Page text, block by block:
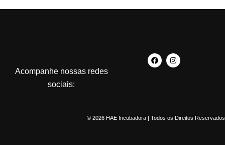
Acompanhe nossas redes
sociais:
© 2026 HAE Incubadora | Todos os Direitos Reservados